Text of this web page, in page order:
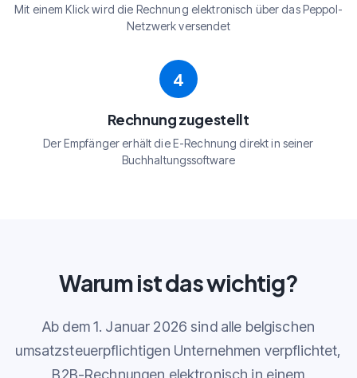
Mit einem Klick wird die Rechnung elektronisch über das Peppol-
Netzwerk versendet
4
Rechnung zugestellt
Der Empfänger erhält die E-Rechnung direkt in seiner
Buchhaltungssoftware
Warum ist das wichtig?
Ab dem 1. Januar 2026 sind alle belgischen
umsatzsteuerpflichtigen Unternehmen verpflichtet,
B2B-Rechnungen elektronisch in einem